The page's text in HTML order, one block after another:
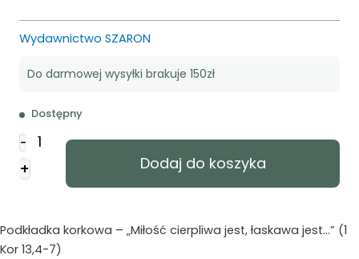
Wydawnictwo SZARON
Do darmowej wysyłki brakuje 150zł
Dostępny
-
ilość
Podstawka
korkowa
o
miłości
+ Dodaj do koszyka
Podkładka korkowa – „Miłość cierpliwa jest, łaskawa jest…” (1
Kor 13,4-7)